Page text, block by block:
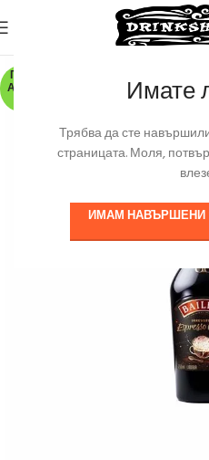
Имате
Трябва да сте
страницата. Моля,
ИМАМ НАВЪРШЕНИ
ПО З
АЯВК